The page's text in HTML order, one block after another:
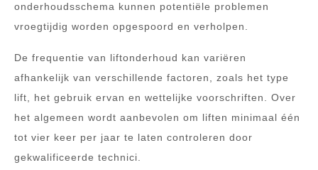
onderhoudsschema kunnen potentiële problemen
vroegtijdig worden opgespoord en verholpen.
De frequentie van liftonderhoud kan variëren
afhankelijk van verschillende factoren, zoals het type
lift, het gebruik ervan en wettelijke voorschriften. Over
het algemeen wordt aanbevolen om liften minimaal één
tot vier keer per jaar te laten controleren door
gekwalificeerde technici.